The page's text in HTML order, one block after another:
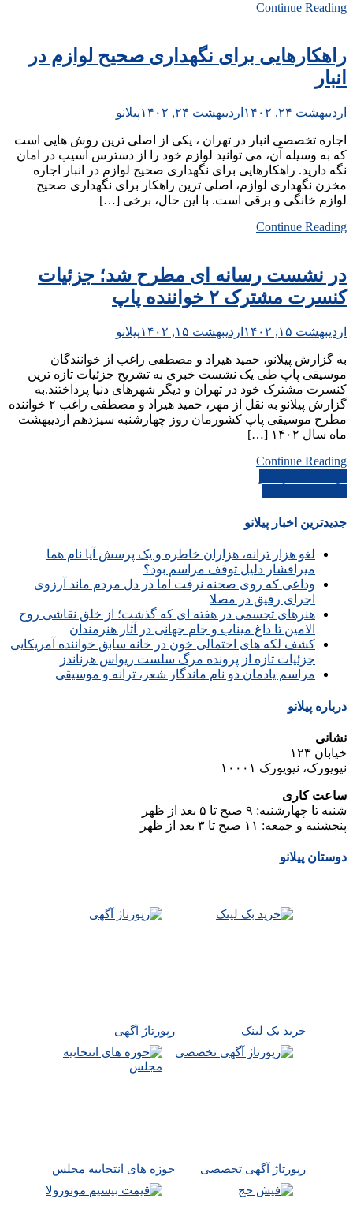
Continue Reading
راهکارهایی برای نگهداری صحیح لوازم در
انبار
اردیبهشت ۲۴, ۱۴۰۲ اردیبهشت ۲۴, ۱۴۰۲ پیلانو
اجاره تخصصی انبار در تهران ، یکی از اصلی ترین روش هایی است
که به وسیله آن، می توانید لوازم خود را از دسترس آسیب در امان
نگه دارید. راهکارهایی برای نگهداری صحیح لوازم در انبار اجاره
مخزن نگهداری لوازم، اصلی ترین راهکار برای نگهداری صحیح
لوازم خانگی و برقی است. با این حال، برخی […]
Continue Reading
در نشست رسانه ای مطرح شد؛ جزئیات
کنسرت مشترک ۲ خواننده پاپ
اردیبهشت ۱۵, ۱۴۰۲ اردیبهشت ۱۵, ۱۴۰۲ پیلانو
به گزارش پیلانو، حمید هیراد و مصطفی راغب از خوانندگان
موسیقی پاپ طی یک نشست خبری به تشریح جزئیات تازه ترین
کنسرت مشترک خود در تهران و دیگر شهرهای دنیا پرداختند.به
گزارش پیلانو به نقل از مهر، حمید هیراد و مصطفی راغب ۲ خواننده
مطرح موسیقی پاپ کشورمان روز چهارشنبه سیزدهم اردیبهشت
ماه سال ۱۴۰۲ […]
Continue Reading
راهبری
نوشته‌ها
جدیدترین اخبار پیلانو
لغو هزار ترانه، هزاران خاطره و یک پرسش آیا نام هما
میرافشار دلیل توقف مراسم بود؟
وداعی که روی صحنه نرفت اما در دل مردم ماند آرزوی
اجرای رفیق در مصلا
هنرهای تجسمی در هفته ای که گذشت؛ از خلق نقاشی روح
الامین تا داغ میناب و جام جهانی در آثار هنرمندان
کشف لکه های احتمالی خون در خانه سابق خواننده آمریکایی
جزئیات تازه از پرونده مرگ سلست ریواس هرناندز
مراسم یادمان دو نام ماندگار شعر، ترانه و موسیقی
درباره پیلانو
نشانی
خیابان ۱۲۳
نیویورک، نیویورک ۱۰۰۰۱
ساعت کاری
شنبه تا چهارشنبه: ۹ صبح تا ۵ بعد از ظهر
پنجشنبه و جمعه: ۱۱ صبح تا ۳ بعد از ظهر
دوستان پیلانو
خرید بک لینک رپورتاژ آگهی
رپورتاژ آگهی تخصصی حوزه های انتخابیه مجلس